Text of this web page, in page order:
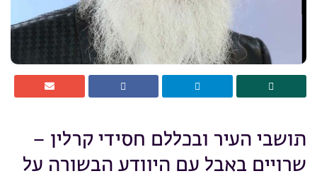
תושבי העיר ובכללם חסידי קרלין –
שרויים באבל עם היוודע הבשורה על